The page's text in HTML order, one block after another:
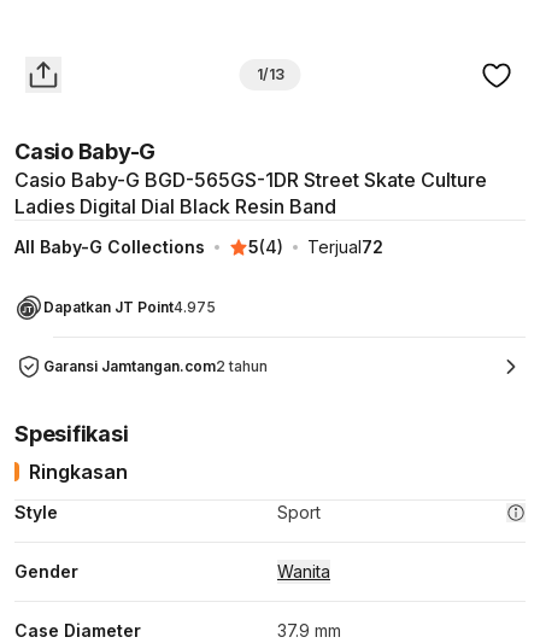
1/13
Casio Baby-G
Casio Baby-G BGD-565GS-1DR Street Skate Culture
Ladies Digital Dial Black Resin Band
All Baby-G Collections 5(4) Terjual72
Dapatkan JT Point4.975
Garansi Jamtangan.com2 tahun
Spesifikasi
Ringkasan
Style Sport
Gender Wanita
Case Diameter 37.9 mm